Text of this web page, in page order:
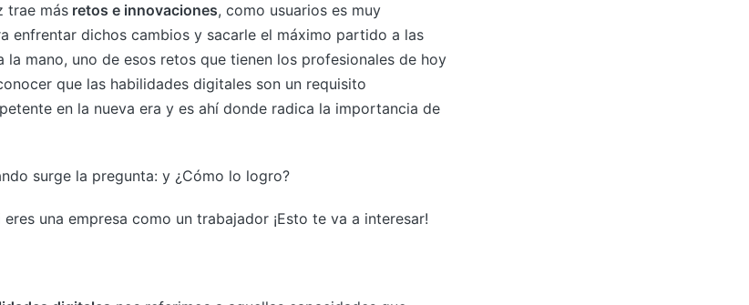
trae más retos e innovaciones, como usuarios es muy
enfrentar dichos cambios y sacarle el máximo partido a las
la mano, uno de esos retos que tienen los profesionales de hoy
que las habilidades digitales son un requisito
en la nueva era y es ahí donde radica la importancia de
surge la pregunta: y ¿Cómo lo logro?
una empresa como un trabajador ¡Esto te va a interesar!